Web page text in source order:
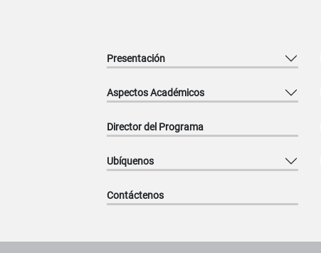
Presentación
Aspectos Académicos
Director del Programa
Ubíquenos
Contáctenos